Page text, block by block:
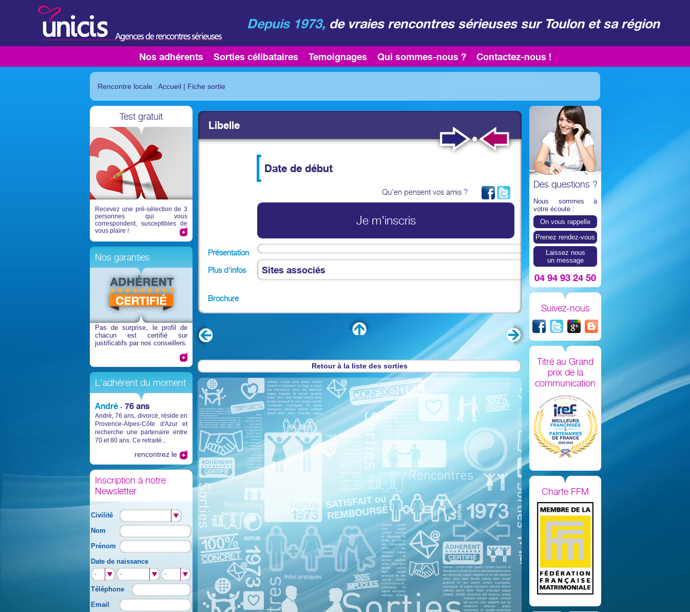
Depuis 1973,de vraies rencontres sérieuses sur Toulon et sa région
Nos adhérents Sorties célibataires Temoignages Qui sommes-nous ? Contactez-nous !
Rencontre locale : Accueil | Fiche sortie
Test gratuit
Recevez une pré-sélection de 3
personnes qui vous
correspondent, susceptibles de
vous plaire !
Nos garanties
Pas de surprise, le profil de
chacun est certifié sur
justificatifs par nos conseillers.
L'adhérent du moment
André - 76 ans
André, 76 ans, divorcé, réside en
Provence-Alpes-Côte d'Azur et
recherche une partenaire entre
70 et 80 ans. Ce retraité...
rencontrez le
Inscription à notre
Newsletter
Civilité
Nom
Prénom
Date de naissance
- - -
Téléphone
Email
Libelle
Date de début
Qu’en pensent vos amis ?
Je m'inscris
Présentation
Plus d'infos
Sites associés
Brochure
Retour à la liste des sorties
Des questions ?
Nous sommes à
votre écoute :
On vous rappelle
Prenez rendez-vous
Laissez nous
un message
04 94 93 24 50
Suivez-nous
Titré au Grand
prix de la
communication
Charte FFM